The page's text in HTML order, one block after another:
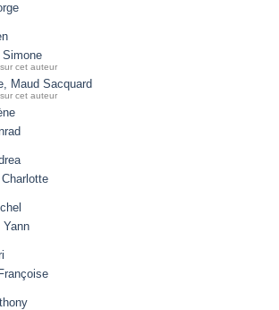
Simone
cet auteur
Maud Sacquard
cet auteur